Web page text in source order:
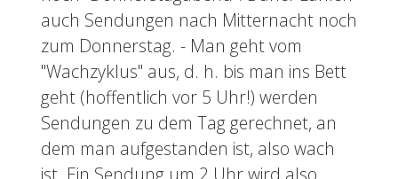
auch Sendungen nach Mitternacht noch
zum Donnerstag. - Man geht vom
"Wachzyklus" aus, d. h. bis man ins Bett
geht (hoffentlich vor 5 Uhr!) werden
Sendungen zu dem Tag gerechnet, an
dem man aufgestanden ist, also wach
ist. Ein Sendung um 2 Uhr wird also